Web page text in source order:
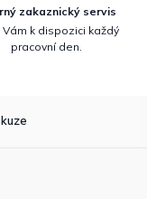
zakaznický servis
Vám k dispozici každý
pracovní den.